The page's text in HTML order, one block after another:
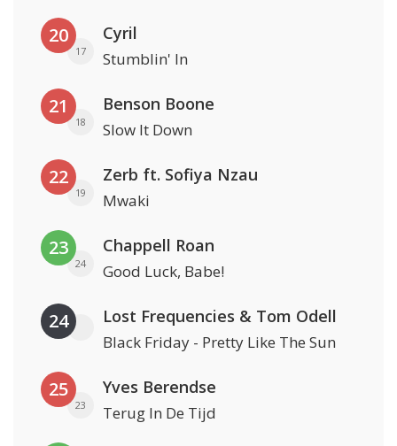
20
17
Cyril
Stumblin' In
21
18
Benson Boone
Slow It Down
22
19
Zerb ft. Sofiya Nzau
Mwaki
23
24
Chappell Roan
Good Luck, Babe!
24 Lost Frequencies & Tom Odell
Black Friday - Pretty Like The Sun
25
23
Yves Berendse
Terug In De Tijd